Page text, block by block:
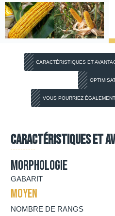
CARACTÉRISTIQUES ET
VOUS POURRIEZ
Caractéristiques et
Morphologie
GABARIT
MOYEN
NOMBRE DE RANGS